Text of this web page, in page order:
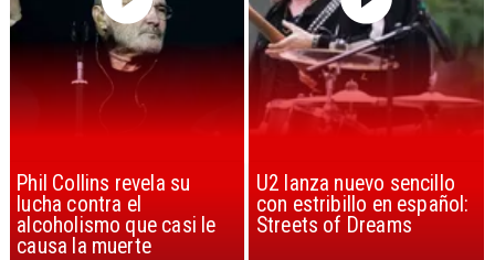
U2 lanza nuevo sencillo
con estribillo en español:
Streets of Dreams
“Africa” de Toto es
considerada la mejor
canción, según la ciencia